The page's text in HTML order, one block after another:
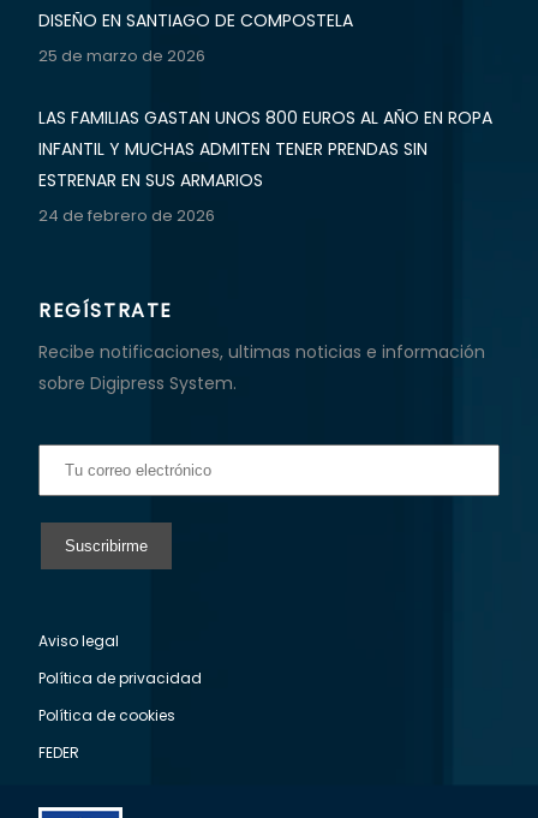
DISEÑO EN SANTIAGO DE COMPOSTELA
25 de marzo de 2026
LAS FAMILIAS GASTAN UNOS 800 EUROS AL AÑO EN ROPA
INFANTIL Y MUCHAS ADMITEN TENER PRENDAS SIN
ESTRENAR EN SUS ARMARIOS
24 de febrero de 2026
REGÍSTRATE
Recibe notificaciones, ultimas noticias e información
sobre Digipress System.
Aviso legal
Política de privacidad
Política de cookies
FEDER